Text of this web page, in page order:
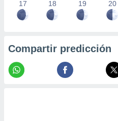
17 18 19 20
Compartir predicción